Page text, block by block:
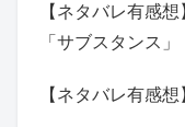
【ネタバレ有感
「サブスタンス」
【ネタバレ有感